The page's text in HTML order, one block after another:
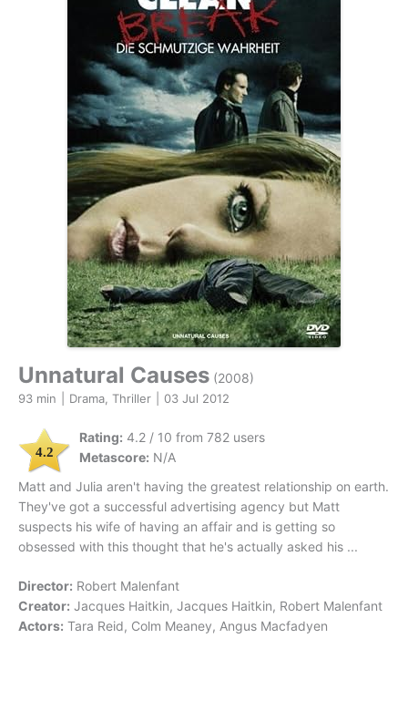
Unnatural Causes (2008)
93 min Drama, Thriller 03 Jul 2012
4.2
Rating: 4.2 / 10 from 782 users
Metascore: N/A
Matt and Julia aren't having the greatest relationship on earth.
They've got a successful advertising agency but Matt
suspects his wife of having an affair and is getting so
obsessed with this thought that he's actually asked his ...
Director: Robert Malenfant
Creator: Jacques Haitkin, Jacques Haitkin, Robert Malenfant
Actors: Tara Reid, Colm Meaney, Angus Macfadyen